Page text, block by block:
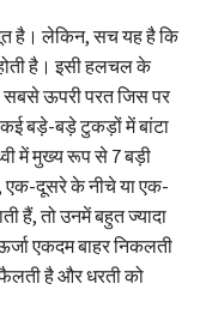
है। लेकिन, सच यह है कि
है। इसी हलचल के
ऊपरी परत जिस पर
बड़े-बड़े टुकड़ों में बांटा
में मुख्य रूप से 7 बड़ी
दूसरे के नीचे या एक-
हैं, तो उनमें बहुत ज्यादा
एकदम बाहर निकलती
है और धरती को